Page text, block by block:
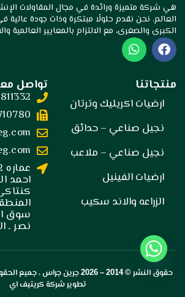
هي شركة متميزة ورائدة في مجال المقاولات
العالم. نحن نقدم حلولًا مبتكرة وذات جودة عالية
الكبرى والصغرى، مع الالتزام بالمعايير
F
a
c
e
b
o
k
W
h
a
a
p
منتجاتنا
ارضيات اكريليك وترتان
نجيل صناعي – حدائق
نجيل صناعي – ملاعب
ارضيات الفينيل
الزراعه والاند سكيب
تواصل
احمد
سوق
نصر ـ
حقوق النشر © 2014 – 2026جرين جراس، جميع
تطويرشركة كريتيف اي